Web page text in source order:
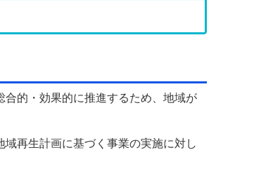
的・効果的に推進するため、地域が
再生計画に基づく事業の実施に対し